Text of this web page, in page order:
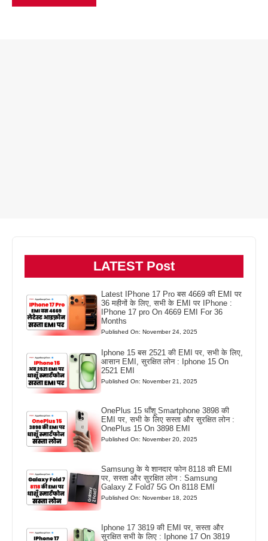
LATEST Post
Latest IPhone 17 Pro बस 4669 की EMI पर
36 महीनों के लिए, सभी के EMI पर IPhone :
IPhone 17 pro On 4669 EMI For 36
Months
Published On: November 24, 2025
Iphone 15 बस 2521 की EMI पर, सभी के लिए,
आसान EMI, सुरक्षित लोन : Iphone 15 On
2521 EMI
Published On: November 21, 2025
OnePlus 15 धाँशू Smartphone 3898 की
EMI पर, सभी के लिए सस्ता और सुरक्षित लोन :
OnePlus 15 On 3898 EMI
Published On: November 20, 2025
Samsung के ये शानदार फोन 8118 की EMI
पर, सस्ता और सुरक्षित लोन : Samsung
Galaxy Z Fold7 5G On 8118 EMI
Published On: November 18, 2025
Iphone 17 3819 की EMI पर, सस्ता और
सुरक्षित सभी के लिए : Iphone 17 On 3819